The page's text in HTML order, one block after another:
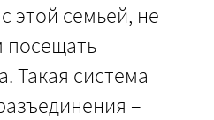
этой семьей, не
посещать
Такая система
–